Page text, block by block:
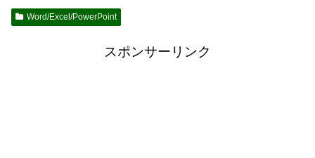
Word/Excel/PowerPoint
スポンサーリンク